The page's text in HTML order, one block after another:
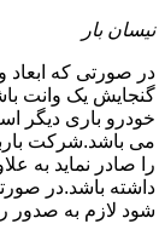
نیسان بار
در صورتی که ابعاد
گنجایش یک وانت
خودرو باری دیگر
می باشد.شرکت
را صادر نماید به
داشته باشد.در
شود لازم به صدور